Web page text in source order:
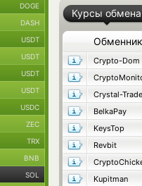
Курсы обмена
Обменник
Crypto-Dom
Crystal-Trade
BelkaPay
KeysTop
Revbit
Kupitman
DOGE
DASH
USDT
USDT
USDT
USDT
USDC
ZEC
TRX
BNB
SOL